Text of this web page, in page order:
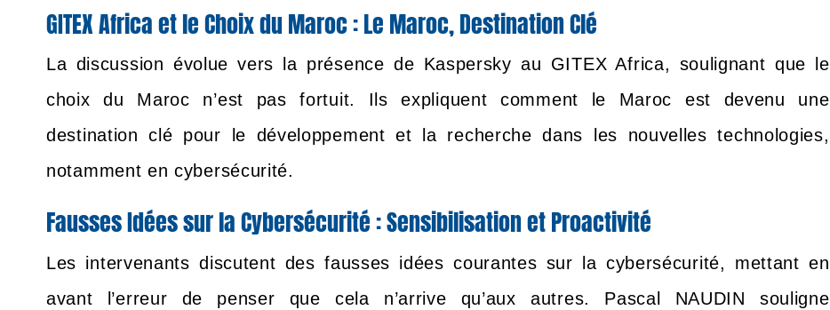
GITEX Africa et le Choix du Maroc : Le Maroc, Destination Clé
La discussion évolue vers la présence de Kaspersky au GITEX Africa, soulignant que le
choix du Maroc n’est pas fortuit. Ils expliquent comment le Maroc est devenu une
destination clé pour le développement et la recherche dans les nouvelles technologies,
notamment en cybersécurité.
Fausses Idées sur la Cybersécurité : Sensibilisation et Proactivité
Les intervenants discutent des fausses idées courantes sur la cybersécurité, mettant en
avant l’erreur de penser que cela n’arrive qu’aux autres. Pascal NAUDIN souligne